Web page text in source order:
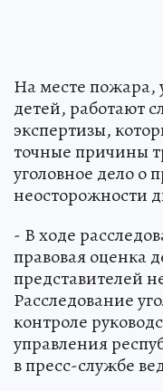
На месте пожара,
детей, работают
экспертизы,
точные причины
уголовное дело о
неосторожности
- В ходе
правовая оценка
представителей
Расследование
контроле
управления
в пресс-службе